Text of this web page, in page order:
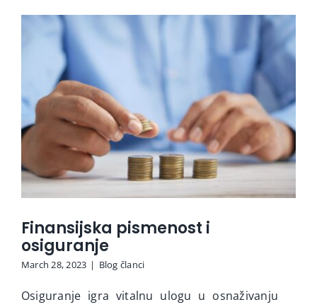
Video
Novosti
Finansijska pismenost i
osiguranje
March 28, 2023 | Blog članci
Osiguranje igra vitalnu ulogu u osnaživanju